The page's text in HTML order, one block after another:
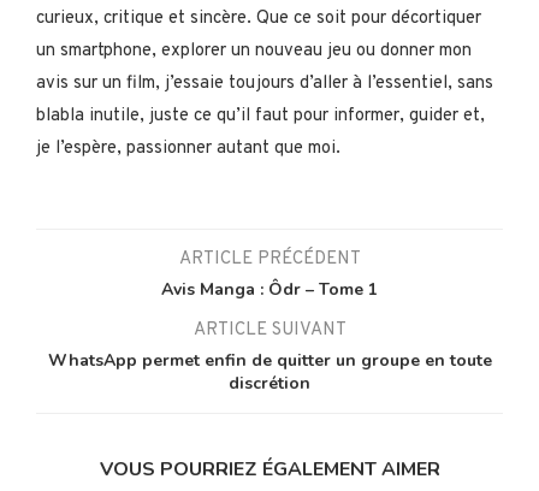
curieux, critique et sincère. Que ce soit pour décortiquer
un smartphone, explorer un nouveau jeu ou donner mon
avis sur un film, j’essaie toujours d’aller à l’essentiel, sans
blabla inutile, juste ce qu’il faut pour informer, guider et,
je l’espère, passionner autant que moi.
ARTICLE PRÉCÉDENT
Avis Manga : Ôdr – Tome 1
ARTICLE SUIVANT
WhatsApp permet enfin de quitter un groupe en toute
discrétion
VOUS POURRIEZ ÉGALEMENT AIMER